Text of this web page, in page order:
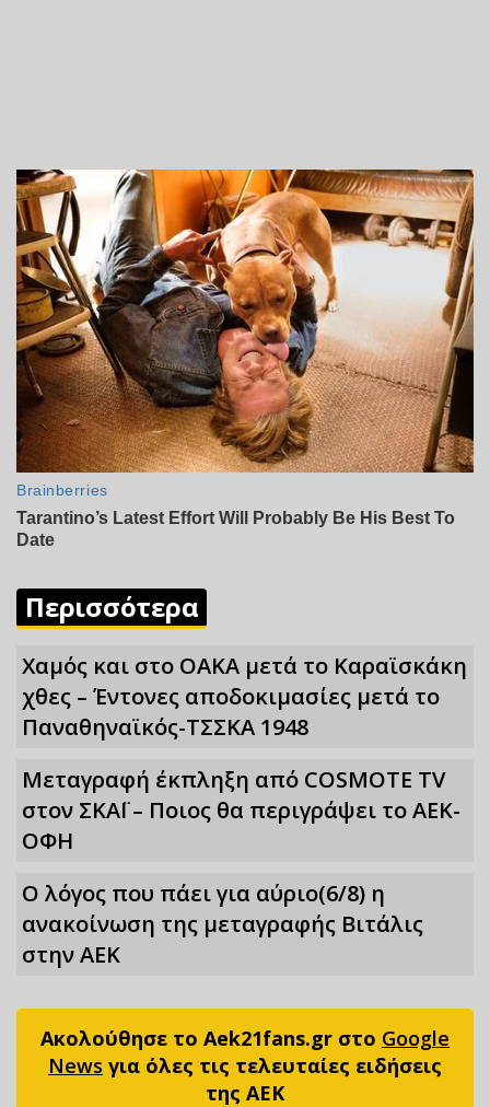
Περισσότερα
Χαμός και στο ΟΑΚΑ μετά το Καραϊσκάκη
χθες – Έντονες αποδοκιμασίες μετά το
Παναθηναϊκός-ΤΣΣΚΑ 1948
Μεταγραφή έκπληξη από COSMOTE TV
στον ΣΚΑΪ – Ποιος θα περιγράψει το ΑΕΚ-
ΟΦΗ
Ο λόγος που πάει για αύριο(6/8) η
ανακοίνωση της μεταγραφής Βιτάλις
στην ΑΕΚ
Ακολούθησε το Aek21fans.gr στο Google
News για όλες τις τελευταίες ειδήσεις
της ΑΕΚ